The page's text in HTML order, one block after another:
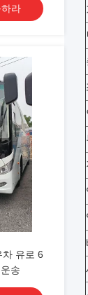
라
차 유로 6
송